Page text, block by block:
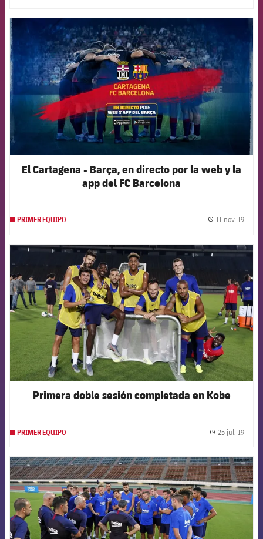
FCB Barcelona badge
El Cartagena - Barça, en directo por la web y la
app del FC Barcelona
PRIMER EQUIPO 11 nov. 19
FCB Barcelona badge
Primera doble sesión completada en Kobe
PRIMER EQUIPO 25 jul. 19
FCB Barcelona badge